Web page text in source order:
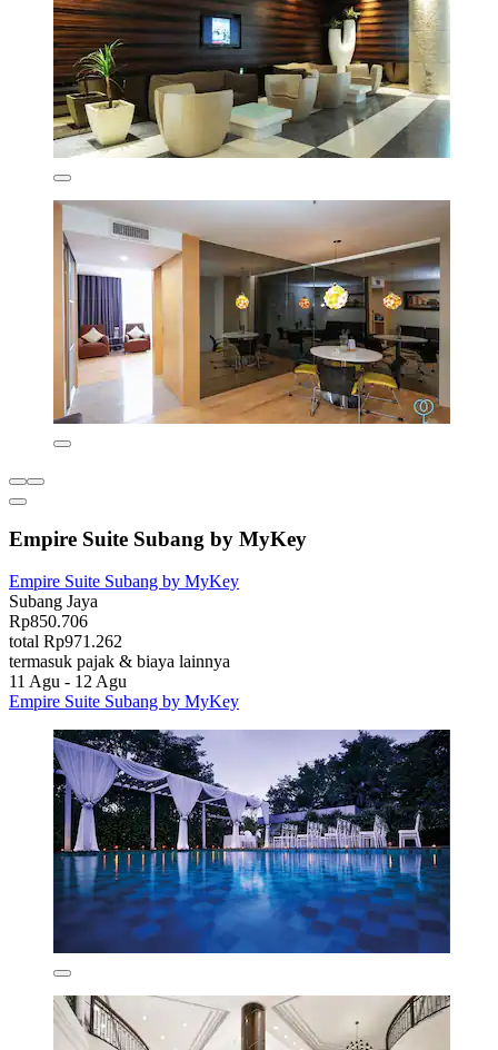
Empire Suite Subang by MyKey
Empire Suite Subang by MyKey
Subang Jaya
Rp850.706
total Rp971.262
termasuk pajak & biaya lainnya
11 Agu - 12 Agu
Empire Suite Subang by MyKey